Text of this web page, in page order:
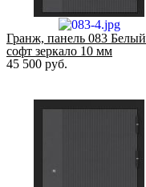
Гранж, панель 083 Белый
софт зеркало 10 мм
45 500 руб.